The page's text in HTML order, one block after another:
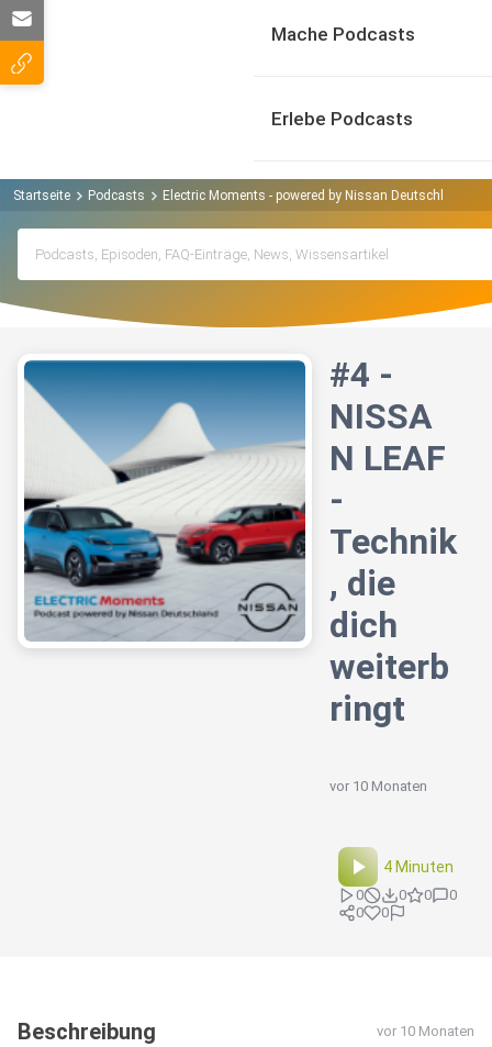
Mache Podcasts
Erlebe Podcasts
Startseite Podcasts Electric Moments - powered by Nissan Deutschland
#4 -
NISSA
N LEAF
-
Technik
, die
dich
weiterb
ringt
vor 10 Monaten
4 Minuten
0 0 0
0
0
0
Beschreibung vor 10 Monaten